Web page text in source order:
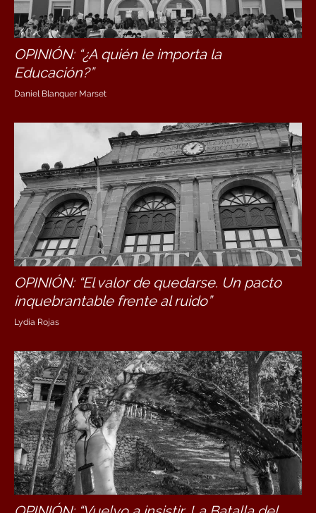
OPINIÓN: “¿A quién le importa la
Educación?”
Daniel Blanquer Marset
OPINIÓN: “El valor de quedarse. Un pacto
inquebrantable frente al ruido”
Lydia Rojas